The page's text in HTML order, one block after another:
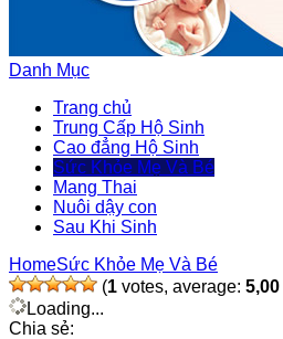
Danh Mục
Trang chủ
Trung Cấp Hộ Sinh
Cao đẳng Hộ Sinh
Sức Khỏe Mẹ Và Bé
Mang Thai
Nuôi dậy con
Sau Khi Sinh
HomeSức Khỏe Mẹ Và Bé
(1 votes, average: 5,00
Loading...
Chia sẻ: